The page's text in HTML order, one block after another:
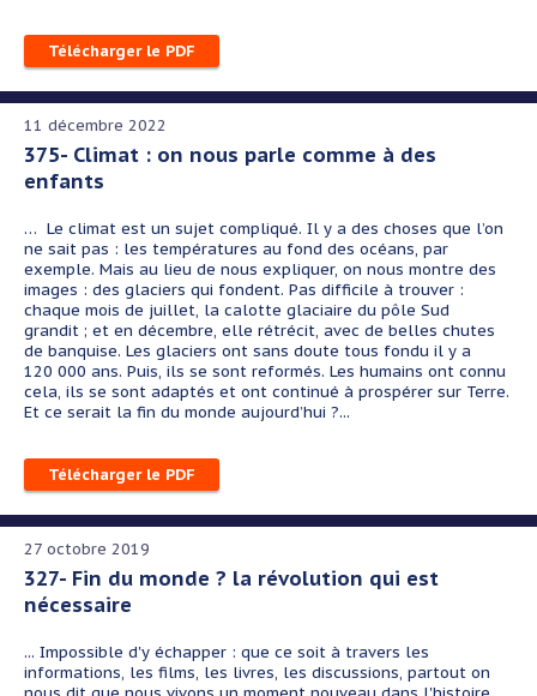
Télécharger le PDF
11 décembre 2022
375- Climat : on nous parle comme à des
enfants
… Le climat est un sujet compliqué. Il y a des choses que l’on
ne sait pas : les températures au fond des océans, par
exemple. Mais au lieu de nous expliquer, on nous montre des
images : des glaciers qui fondent. Pas difficile à trouver :
chaque mois de juillet, la calotte glaciaire du pôle Sud
grandit ; et en décembre, elle rétrécit, avec de belles chutes
de banquise. Les glaciers ont sans doute tous fondu il y a
120 000 ans. Puis, ils se sont reformés. Les humains ont connu
cela, ils se sont adaptés et ont continué à prospérer sur Terre.
Et ce serait la fin du monde aujourd’hui ?...
Télécharger le PDF
27 octobre 2019
327- Fin du monde ? la révolution qui est
nécessaire
... Impossible d'y échapper : que ce soit à travers les
informations, les films, les livres, les discussions, partout on